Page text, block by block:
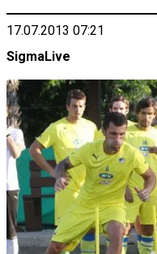
17.07.2013 07:21
SigmaLive